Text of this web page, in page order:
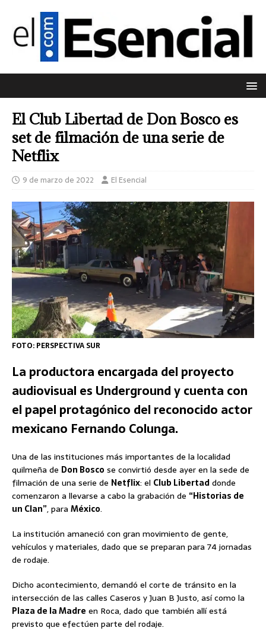
El Club Libertad de Don Bosco es
set de filmación de una serie de
Netflix
9 de marzo de 2022 El Esencial
FOTO: PERSPECTIVA SUR
La productora encargada del proyecto
audiovisual es Underground y cuenta con
el papel protagónico del reconocido actor
mexicano Fernando Colunga.
Una de las instituciones más importantes de la localidad
quilmeña de Don Bosco se convirtió desde ayer en la sede de
filmación de una serie de Netflix: el Club Libertaddonde
comenzaron a llevarse a cabo la grabación de “Historias de
un Clan”, para México.
La institución amaneció con gran movimiento de gente,
vehículos y materiales, dado que se preparan para 74 jornadas
de rodaje.
Dicho acontecimiento, demandó el corte de tránsito en la
intersección de las calles Caseros y Juan B Justo, así como la
Plaza de la Madre en Roca, dado que también allí está
previsto que efectúen parte del rodaje.